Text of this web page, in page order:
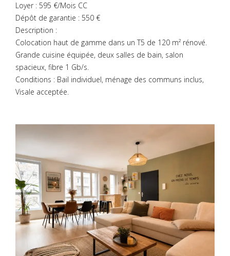
Loyer : 595 €/Mois CC
Dépôt de garantie : 550 €
Description :
Colocation haut de gamme dans un T5 de 120 m² rénové.
Grande cuisine équipée, deux salles de bain, salon
spacieux, fibre 1 Gb/s.
Conditions : Bail individuel, ménage des communs inclus,
Visale acceptée.